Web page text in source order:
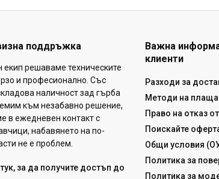
поддръжка
екип решаваме техническите
и професионално. Със
наличност зад гърба
към незабавно решение,
в ежедневен контакт с
набавянето на по-
не е проблем.
за да получите достъп до
Важна
клиенти
Разходи за
Методи на
Право на отказ
Поискайте
Общи условия
Политика за
Политика за